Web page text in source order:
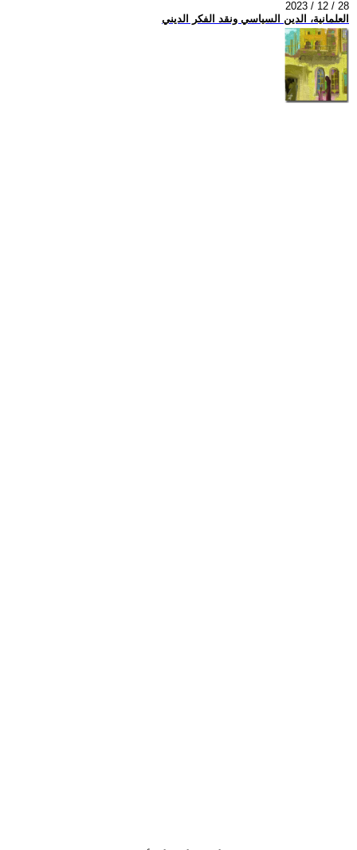
2023 / 12 / 28
العلمانية، الدين السياسي ونقد الفكر الديني